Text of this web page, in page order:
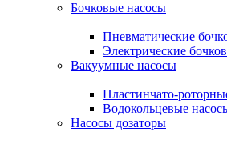
Бочковые насосы
Пневматические
Электрические
Вакуумные насосы
Пластинчато-
Водокольцевые
Насосы дозаторы